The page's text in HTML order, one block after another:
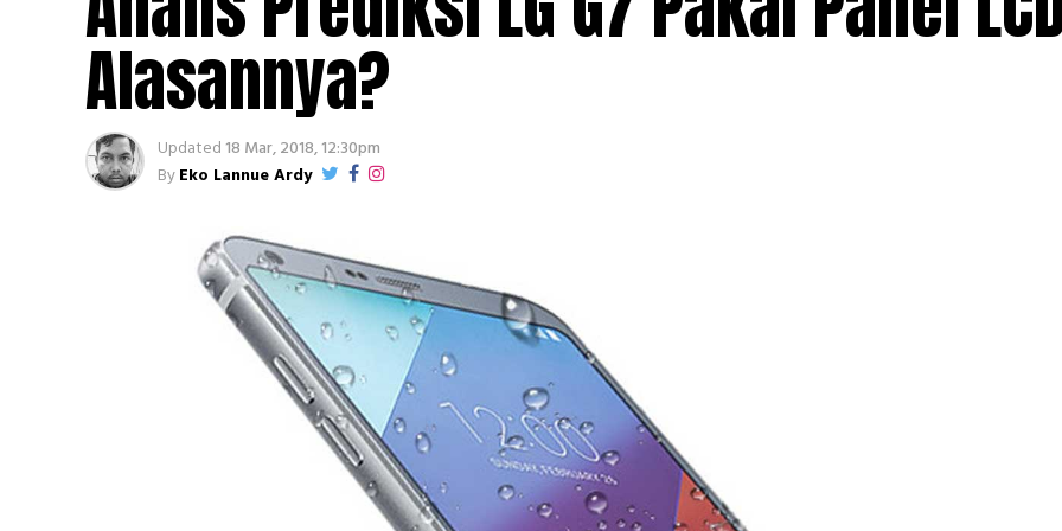
Alasannya?
Updated 18 Mar, 2018, 12:30pm
ByEko Lannue Ardy